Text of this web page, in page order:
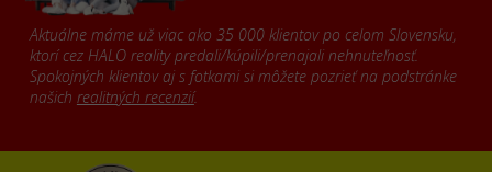
Aktuálne máme už viac ako 35 000 klientov po celom Slovensku,
ktorí cez HALO reality predali/kúpili/prenajali nehnuteľnosť.
Spokojných klientov aj s fotkami si môžete pozrieť na podstránke
našich realitných recenzií.